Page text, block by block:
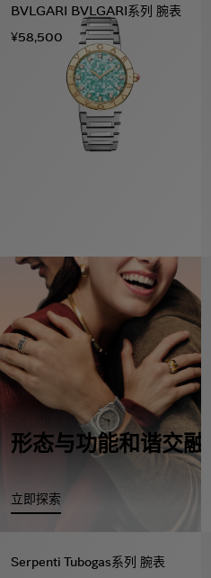
形态与功能和谐交融
立即探索
BVLGARI BVLGARI系列 腕表
¥58,500
Serpenti Tubogas系列 腕表